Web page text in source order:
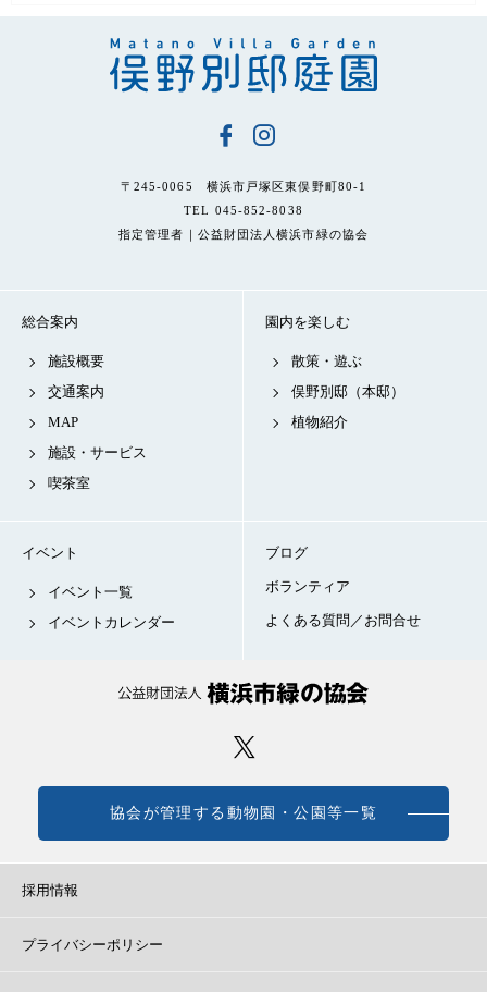
〒245-0065 横浜市戸塚区東俣野町80-1
TEL 045-852-8038
指定管理者｜公益財団法人横浜市緑の協会
総合案内
施設概要
交通案内
MAP
施設・サービス
喫茶室
園内を楽しむ
散策・遊ぶ
俣野別邸（本邸）
植物紹介
イベント
イベント一覧
イベントカレンダー
ブログ
ボランティア
よくある質問／お問合せ
協会が管理する動物園・公園等一覧
採用情報
プライバシーポリシー